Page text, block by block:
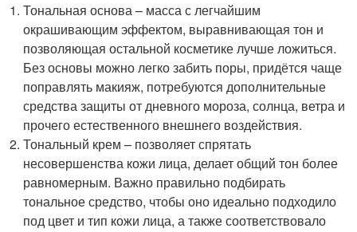
Тональная основа – масса с легчайшим
окрашивающим эффектом, выравнивающая тон и
позволяющая остальной косметике лучше ложиться.
Без основы можно легко забить поры, придётся чаще
поправлять макияж, потребуются дополнительные
средства защиты от дневного мороза, солнца, ветра и
прочего естественного внешнего воздействия.
Тональный крем – позволяет спрятать
несовершенства кожи лица, делает общий тон более
равномерным. Важно правильно подбирать
тональное средство, чтобы оно идеально подходило
под цвет и тип кожи лица, а также соответствовало